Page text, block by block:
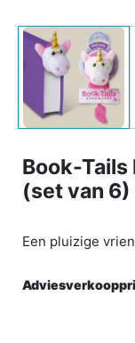
Book-Tails
(set van 6)
Een pluizige